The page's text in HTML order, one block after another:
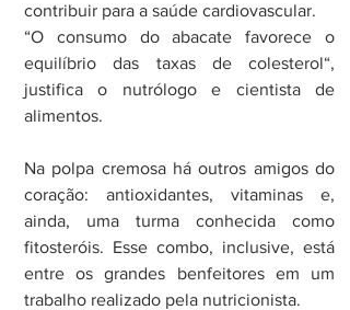
contribuir para a saúde cardiovascular.
“O consumo do abacate favorece o
equilíbrio das taxas de colesterol“,
justifica o nutrólogo e cientista de
alimentos.
Na polpa cremosa há outros amigos do
coração: antioxidantes, vitaminas e,
ainda, uma turma conhecida como
fitosteróis. Esse combo, inclusive, está
entre os grandes benfeitores em um
trabalho realizado pela nutricionista.